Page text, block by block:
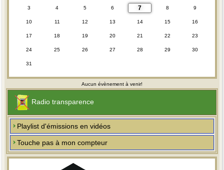
3 4 5 6 7 8 9
10 11 12 13 14 15 16
17 18 19 20 21 22 23
24 25 26 27 28 29 30
31
Aucun évènement à venir!
Radio transparence
Playlist d'émissions en vidéos
Touche pas à mon compteur